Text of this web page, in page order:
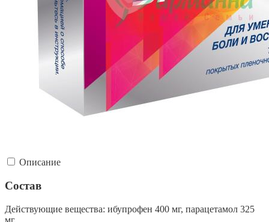
Описание
Состав
Действующие вещества: ибупрофен 400 мг, парацетамол 325
мг.